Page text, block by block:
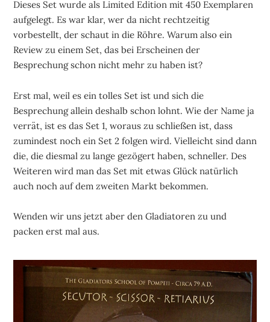
Dieses Set wurde als Limited Edition mit 450 Exemplaren
aufgelegt. Es war klar, wer da nicht rechtzeitig
vorbestellt, der schaut in die Röhre. Warum also ein
Review zu einem Set, das bei Erscheinen der
Besprechung schon nicht mehr zu haben ist?
Erst mal, weil es ein tolles Set ist und sich die
Besprechung allein deshalb schon lohnt. Wie der Name ja
verrät, ist es das Set 1, woraus zu schließen ist, dass
zumindest noch ein Set 2 folgen wird. Vielleicht sind dann
die, die diesmal zu lange gezögert haben, schneller. Des
Weiteren wird man das Set mit etwas Glück natürlich
auch noch auf dem zweiten Markt bekommen.
Wenden wir uns jetzt aber den Gladiatoren zu und
packen erst mal aus.